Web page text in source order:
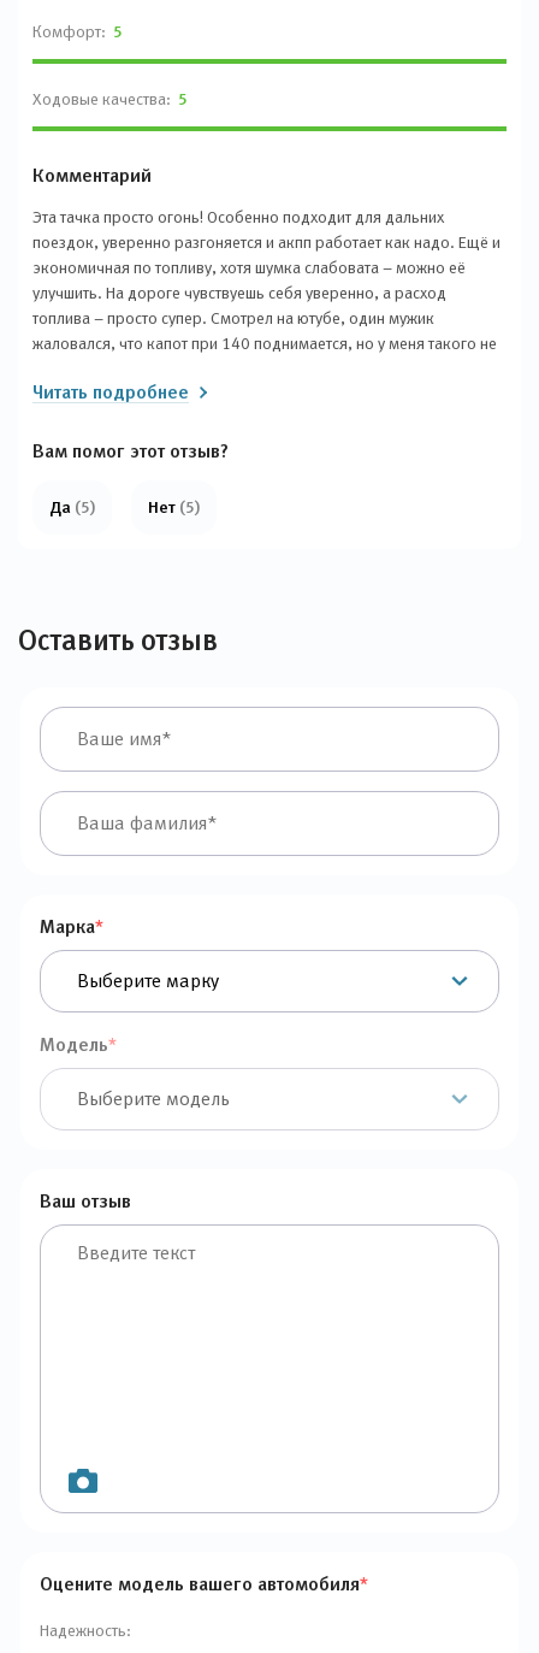
Комфорт: 5
Ходовые качества: 5
Комментарий
Эта тачка просто огонь! Особенно подходит для дальних
поездок, уверенно разгоняется и акпп работает как надо. Ещё и
экономичная по топливу, хотя шумка слабовата – можно её
улучшить. На дороге чувствуешь себя уверенно, а расход
топлива – просто супер. Смотрел на ютубе, один мужик
жаловался, что капот при 140 поднимается, но у меня такого не
купил сам и не езжу, чтобы точно оценить. Знаете, говорят, что
таких дел. Про оптиму тоже ходили слухи, что не очень, но зря
Читать подробнее
Вам помог этот отзыв?
Да (5) Нет (5)
Оставить отзыв
Марка*
Модель*
Ваш отзыв
Оцените модель вашего автомобиля*
Надежность: